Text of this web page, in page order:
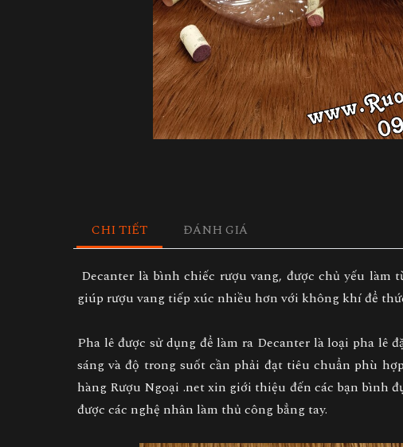
CHI TIẾT ĐÁNH GIÁ
Decanter là bình chiếc rượu vang, được chủ yếu
giúp rượu vang tiếp xúc nhiều hơn với không khí để
Pha lê được sử dụng để làm ra Decanter là loại pha
sáng và độ trong suốt cần phải đạt tiêu chuẩn phù
hàng Rượu Ngoại .net xin giới thiệu đến các bạn bình
được các nghệ nhân làm thủ công bẳng tay.